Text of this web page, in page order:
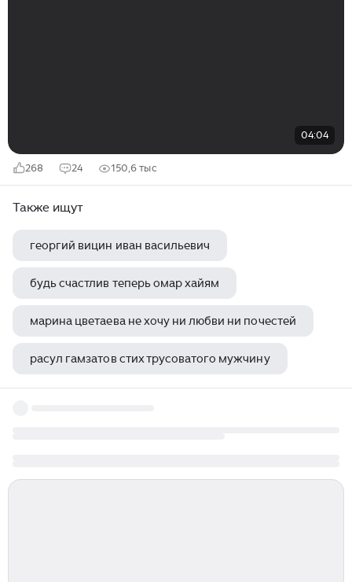
04:04
268 24 150,6 тыс
Также ищут
георгий вицин иван васильевич
будь счастлив теперь омар хайям
марина цветаева не хочу ни любви ни почестей
расул гамзатов стих трусоватого мужчину